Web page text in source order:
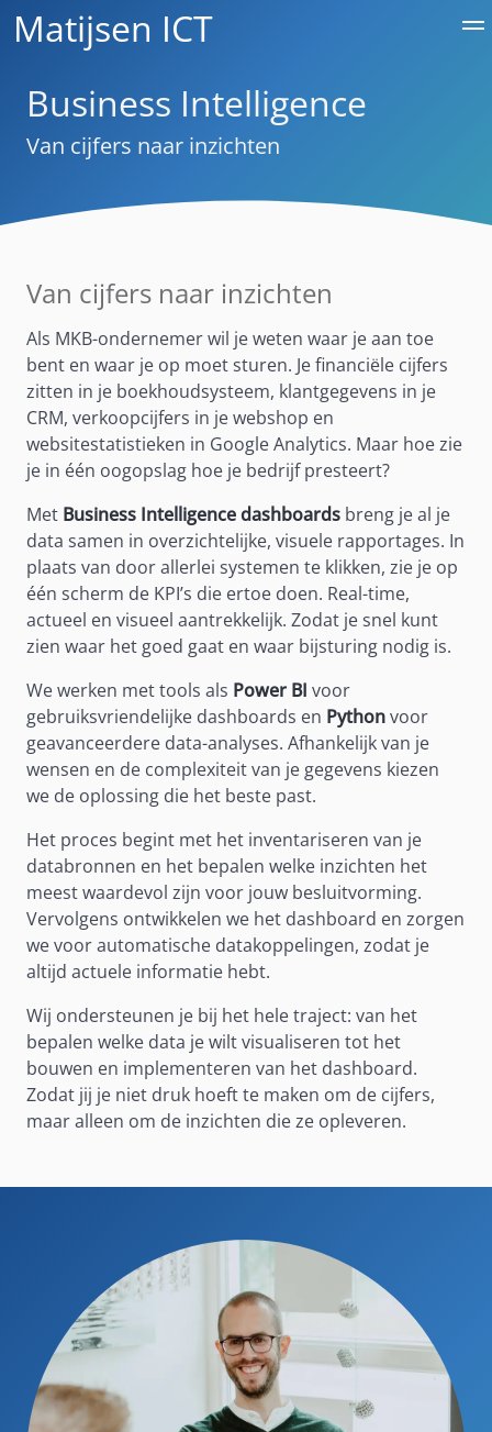
Matijsen ICT
Business Intelligence
Van cijfers naar inzichten
Van cijfers naar inzichten
Als MKB-ondernemer wil je weten waar je aan toe
bent en waar je op moet sturen. Je financiële cijfers
zitten in je boekhoudsysteem, klantgegevens in je
CRM, verkoopcijfers in je webshop en
websitestatistieken in Google Analytics. Maar hoe zie
je in één oogopslag hoe je bedrijf presteert?
Met Business Intelligence dashboards breng je al je
data samen in overzichtelijke, visuele rapportages. In
plaats van door allerlei systemen te klikken, zie je op
één scherm de KPI’s die ertoe doen. Real-time,
actueel en visueel aantrekkelijk. Zodat je snel kunt
zien waar het goed gaat en waar bijsturing nodig is.
We werken met tools als Power BI voor
gebruiksvriendelijke dashboards en Pythonvoor
geavanceerdere data-analyses. Afhankelijk van je
wensen en de complexiteit van je gegevens kiezen
we de oplossing die het beste past.
Het proces begint met het inventariseren van je
databronnen en het bepalen welke inzichten het
meest waardevol zijn voor jouw besluitvorming.
Vervolgens ontwikkelen we het dashboard en zorgen
we voor automatische datakoppelingen, zodat je
altijd actuele informatie hebt.
Wij ondersteunen je bij het hele traject: van het
bepalen welke data je wilt visualiseren tot het
bouwen en implementeren van het dashboard.
Zodat jij je niet druk hoeft te maken om de cijfers,
maar alleen om de inzichten die ze opleveren.